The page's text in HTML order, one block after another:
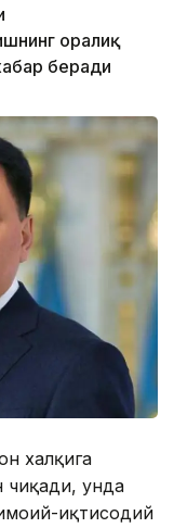
оралиқ
беради
халқига
чиқади, унда
иқтисодий